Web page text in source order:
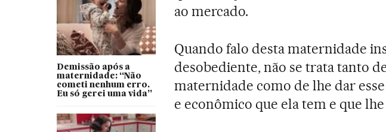
Demissão após a
maternidade: “Não
cometi nenhum erro.
Eu só gerei uma vida”
ao mercado.
Quando falo desta maternidade
desobediente, não se trata tanto
maternidade como de lhe dar
e econômico que ela tem e que lhe